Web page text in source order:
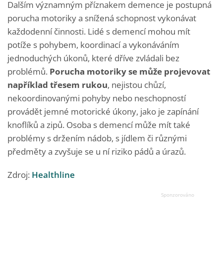
Dalším významným příznakem demence je postupná
porucha motoriky a snížená schopnost vykonávat
každodenní činnosti. Lidé s demencí mohou mít
potíže s pohybem, koordinací a vykonáváním
jednoduchých úkonů, které dříve zvládali bez
problémů. Porucha motoriky se může projevovat
například třesem rukou, nejistou chůzí,
nekoordinovanými pohyby nebo neschopností
provádět jemné motorické úkony, jako je zapínání
knoflíků a zipů. Osoba s demencí může mít také
problémy s držením nádob, s jídlem či různými
předměty a zvyšuje se u ní riziko pádů a úrazů.
Zdroj: Healthline